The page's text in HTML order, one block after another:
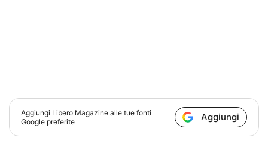
Aggiungi Libero Magazine alle tue fonti
Google preferite
Aggiungi